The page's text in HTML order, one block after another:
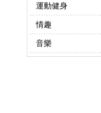
運動健身
情趣
音樂